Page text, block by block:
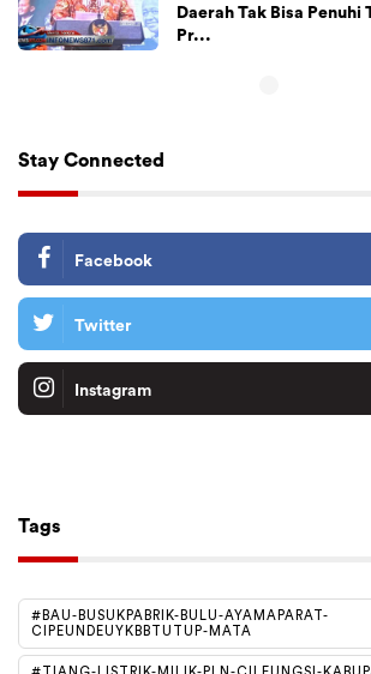
Daerah Tak Bisa Penuhi
Pr...
Stay Connected
Facebook
Twitter
Instagram
Tags
#BAU-BUSUKPABRIK-BULU-AYAMAPARAT-
CIPEUNDEUYKBBTUTUP-MATA